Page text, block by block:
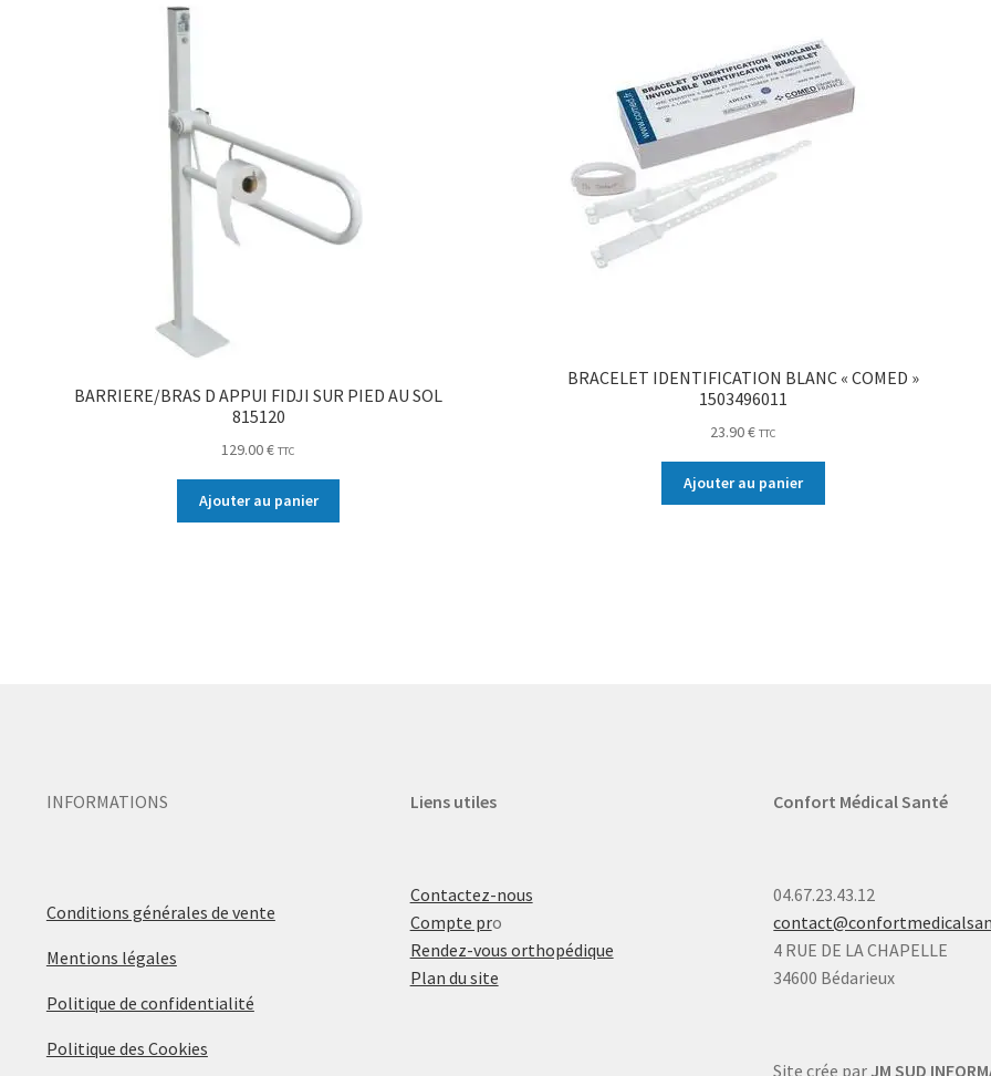
BARRIERE/BRAS D APPUI FIDJI SUR PIED AU SOL
815120
129.00€ TTC
Ajouter au panier
BRACELET IDENTIFICATION BLANC « COMED »
1503496011
23.90€ TTC
Ajouter au panier
INFORMATIONS
Conditions générales de vente
Mentions légales
Politique de confidentialité
Politique des Cookies
Liens utiles
Contactez-nous
Compte pro
Rendez-vous orthopédique
Plan du site
Confort Médical Santé
04.67.23.43.12
4 RUE DE LA CHAPELLE
34600 Bédarieux
Site crée par JM SUD